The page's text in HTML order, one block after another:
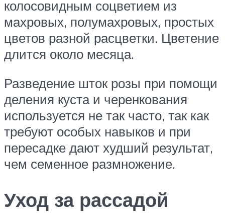
колосовидным соцветием из
махровых, полумахровых, простых
цветов разной расцветки. Цветение
длится около месяца.
Разведение шток розы при помощи
деления куста и черенкования
используется не так часто, так как
требуют особых навыков и при
пересадке дают худший результат,
чем семенное размножение.
Уход за рассадой